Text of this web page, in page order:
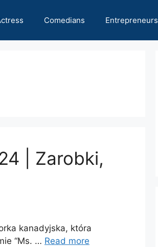
Comedians Entrepreneurs
| Zarobki,
kanadyjska, która
“Ms. … Read more